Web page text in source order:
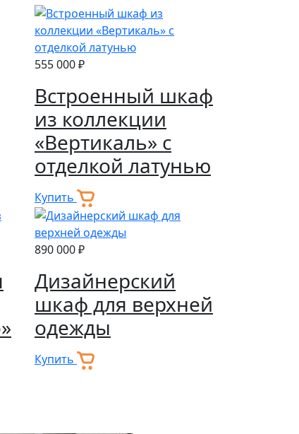
555 000 ₽
Встроенный шкаф
из коллекции
«Вертикаль» с
отделкой латунью
Купить
890 000 ₽
Дизайнерский
шкаф для верхней
одежды
Купить